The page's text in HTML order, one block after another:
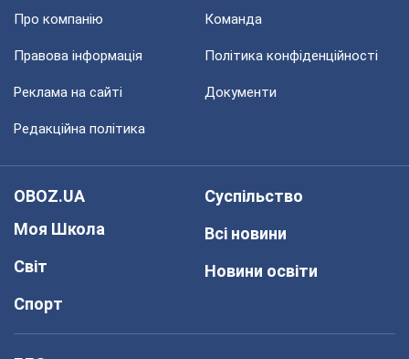
Про компанію Команда
Правова інформація Політика конфіденційності
Реклама на сайті Документи
Редакційна політика
OBOZ.UA
Моя Школа
Світ
Спорт
Суспільство
Всі новини
Новини освіти